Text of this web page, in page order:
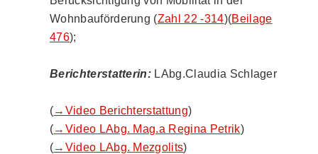
Wohnbauförderung (Zahl 22 -314)(Beilage
476);
Berichterstatterin: LAbg.Claudia Schlager
(→Video Berichterstattung)
(→Video LAbg. Mag.a Regina Petrik)
(→Video LAbg. Mezgolits)